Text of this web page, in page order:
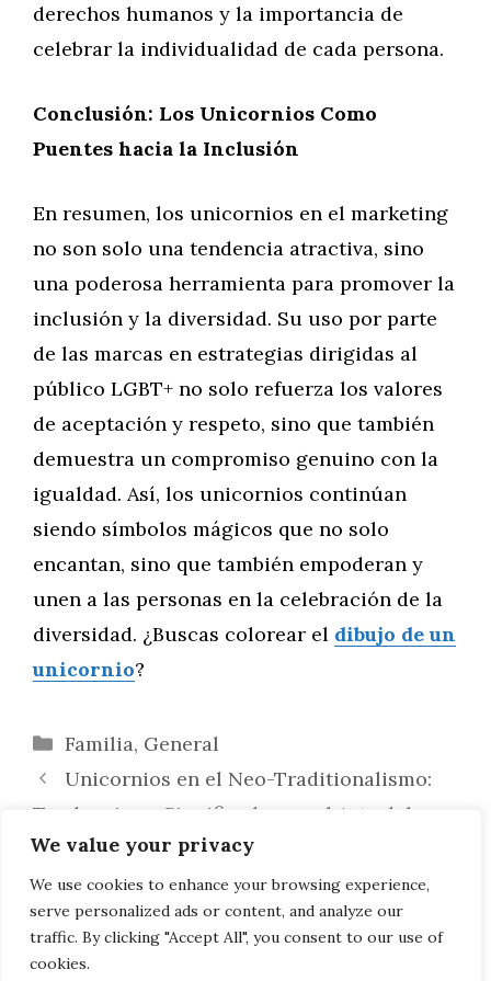
We value your privacy
We use cookies to enhance your browsing experience,
serve personalized ads or content, and analyze our
traffic. By clicking "Accept All", you consent to our use of
cookies.
derechos humanos y la importancia de
celebrar la individualidad de cada persona.
Conclusión: Los Unicornios Como
Puentes hacia la Inclusión
En resumen, los unicornios en el marketing
no son solo una tendencia atractiva, sino
una poderosa herramienta para promover la
inclusión y la diversidad. Su uso por parte
de las marcas en estrategias dirigidas al
público LGBT+ no solo refuerza los valores
de aceptación y respeto, sino que también
demuestra un compromiso genuino con la
igualdad. Así, los unicornios continúan
siendo símbolos mágicos que no solo
encantan, sino que también empoderan y
unen a las personas en la celebración de la
diversidad. ¿Buscas colorear el dibujo de un
unicornio?
Categorías
Familia, General
Unicornios en el Neo-Traditionalismo:
Tendencias y Significados en el Arte del
Tatuaje
Unicornios en la Decoración de Eventos:
Encanto y Magia en Cada Celebración